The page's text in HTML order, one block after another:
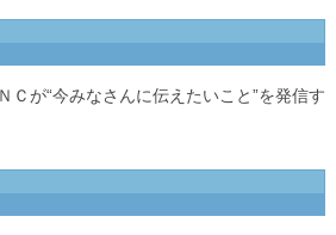
Ｃが“今みなさんに伝えたいこと”を発信す